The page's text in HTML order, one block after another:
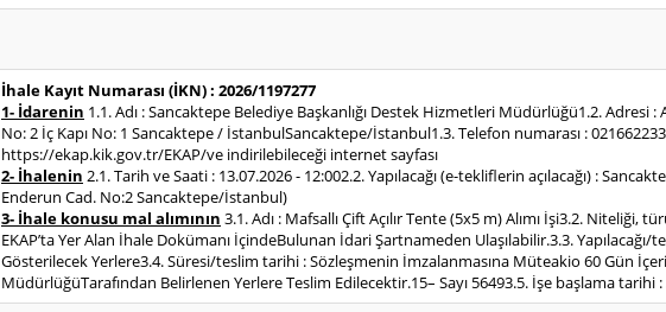
İhale Kayıt Numarası (İKN) : 2026/1197277
1- İdarenin 1.1. Adı : Sancaktepe Belediye Başkanlığı Destek Hizmetleri Müdürlüğü1.2.
No: 2 İç Kapı No: 1 Sancaktepe / İstanbulSancaktepe/İstanbul1.3. Telefon numarası :
https://ekap.kik.gov.tr/EKAP/ve indirilebileceği internet sayfası
2- İhalenin 2.1. Tarih ve Saati : 13.07.2026 - 12:002.2. Yapılacağı (e-tekliflerin açılacağı) :
Enderun Cad. No:2 Sancaktepe/İstanbul)
3- İhale konusu mal alımının 3.1. Adı : Mafsallı Çift Açılır Tente (5x5 m) Alımı İşi3.2. Niteliği,
EKAP’ta Yer Alan İhale Dokümanı İçindeBulunan İdari Şartnameden Ulaşılabilir.3.3.
Gösterilecek Yerlere3.4. Süresi/teslim tarihi : Sözleşmenin İmzalanmasına Müteakio 60 Gün
MüdürlüğüTarafından Belirlenen Yerlere Teslim Edilecektir.15– Sayı 56493.5. İşe başlama